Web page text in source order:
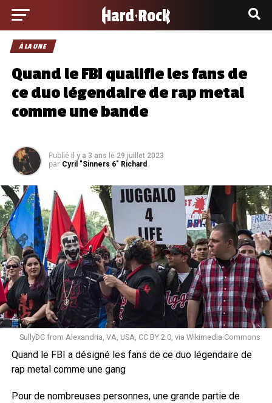
À LA UNE
Quand le FBI qualifie les fans de
ce duo légendaire de rap metal
comme une bande
Publié il y a 3 ans le 29 juillet 2023
par Cyril "Sinners 6" Richard
SullyDC from Alexandria, VA, USA, CC BY 2.0, via Wikimedia Commons
Quand le FBI a désigné les fans de ce duo légendaire de
rap metal comme une gang
Pour de nombreuses personnes, une grande partie de